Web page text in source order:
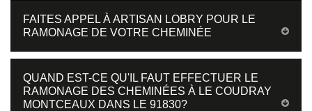
FAITES APPEL À ARTISAN LOBRY POUR LE
RAMONAGE DE VOTRE CHEMINÉE
QUAND EST-CE QU'IL FAUT EFFECTUER LE
RAMONAGE DES CHEMINÉES À LE COUDRAY
MONTCEAUX DANS LE 91830?